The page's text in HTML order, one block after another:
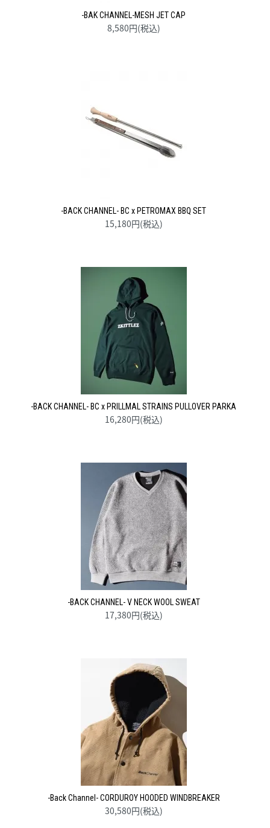
-BAK CHANNEL-MESH JET CAP
8,580円(税込)
-BACK CHANNEL- BC x PETROMAX BBQ SET
15,180円(税込)
-BACK CHANNEL- BC x PRILLMAL STRAINS PULLOVER PARKA
16,280円(税込)
-BACK CHANNEL- V NECK WOOL SWEAT
17,380円(税込)
-Back Channel- CORDUROY HOODED WINDBREAKER
30,580円(税込)